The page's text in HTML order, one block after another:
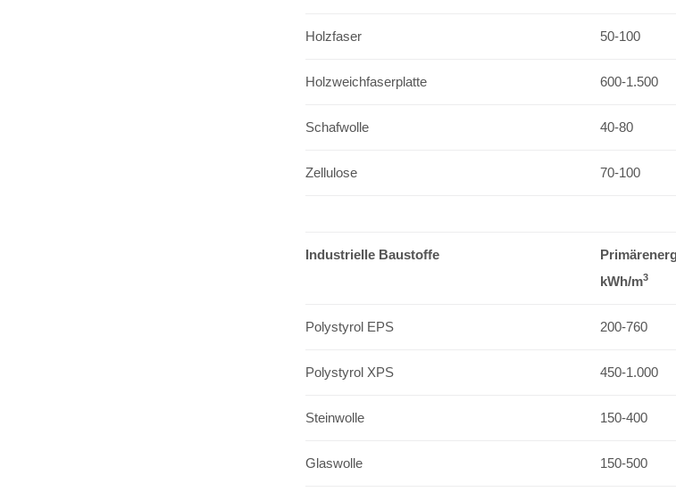
Holzfaser 50-100
Holzweichfaserplatte 600-1.500
Schafwolle 40-80
Zellulose 70-100
Industrielle Baustoffe
kWh/m3
Polystyrol EPS 200-760
Polystyrol XPS 450-1.000
Steinwolle 150-400
Glaswolle 150-500